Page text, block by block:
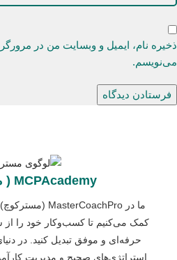
ذخیره نام، ایمیل و وبسایت من در
می‌نویسم.
MCPAcademy ( مسترکوچ )
کمک می‌کنیم تا کسب‌وکار خود را
حرفه‌ای و موفق تبدیل کنید. در
استراتژی‌های صحیح و مدیریت